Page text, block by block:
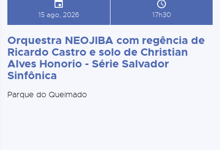
15 ago, 2026 17h30
Orquestra NEOJIBA com regência de
Ricardo Castro e solo de Christian
Alves Honorio - Série Salvador
Sinfônica
Parque do Queimado